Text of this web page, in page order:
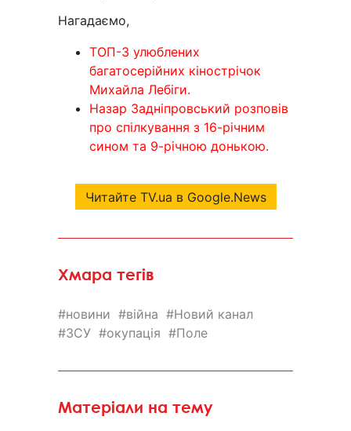
Нагадаємо,
ТОП-3 улюблених
багатосерійних кінострічок
Михайла Лебіги.
Назар Задніпровський розповів
про спілкування з 16-річним
сином та 9-річною донькою.
Читайте TV.ua в Google.News
Хмара тегів
новини війна
Новий канал
ЗСУ
окупація Поле
Матеріали на тему